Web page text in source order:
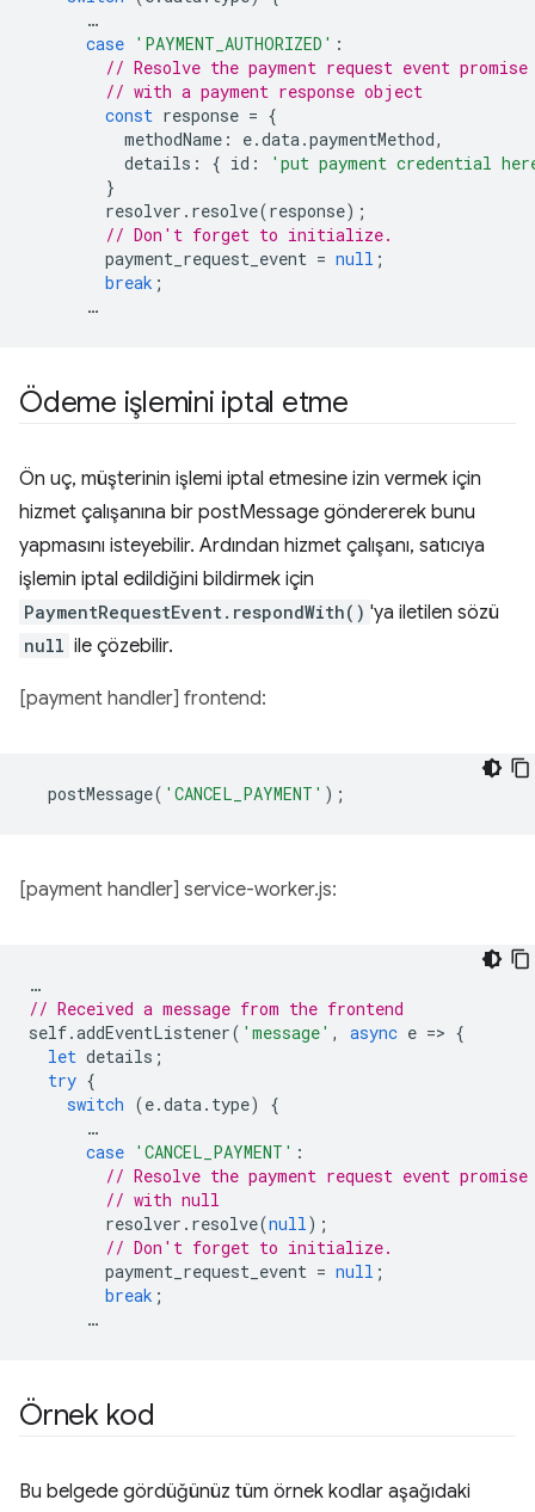
…
case 'PAYMENT_AUTHORIZED' :
// Resolve the payment request event promise
// with a payment response object
const response = {
methodName : e.data.paymentMethod,
details : { id :
'put payment credential
}
resolver . resolve(response);
// Don't forget to initialize.
payment_request_event = null ;
break ;
…
Ödeme işlemini iptal etme
Ön uç, müşterinin işlemi iptal etmesine izin vermek için
hizmet çalışanına bir postMessage göndererek bunu
yapmasını isteyebilir. Ardından hizmet çalışanı, satıcıya
işlemin iptal edildiğini bildirmek için
PaymentRequestEvent.respondWith() 'ya iletilen sözü
null ile çözebilir.
[payment handler] frontend:
postMessage( 'CANCEL_PAYMENT' );
[payment handler] service-worker.js:
…
// Received a message from the frontend
self.addEventListener( 'message' , async e => {
let details ;
try {
switch (e.data. type)
{
…
case 'CANCEL_PAYMENT' :
// Resolve the payment request event promise
// with null
resolver . resolve(null);
// Don't forget to initialize.
payment_request_event = null ;
break ;
…
Örnek kod
Bu belgede gördüğünüz tüm örnek kodlar aşağıdaki